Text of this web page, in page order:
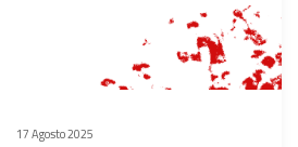
17 Agosto 2025